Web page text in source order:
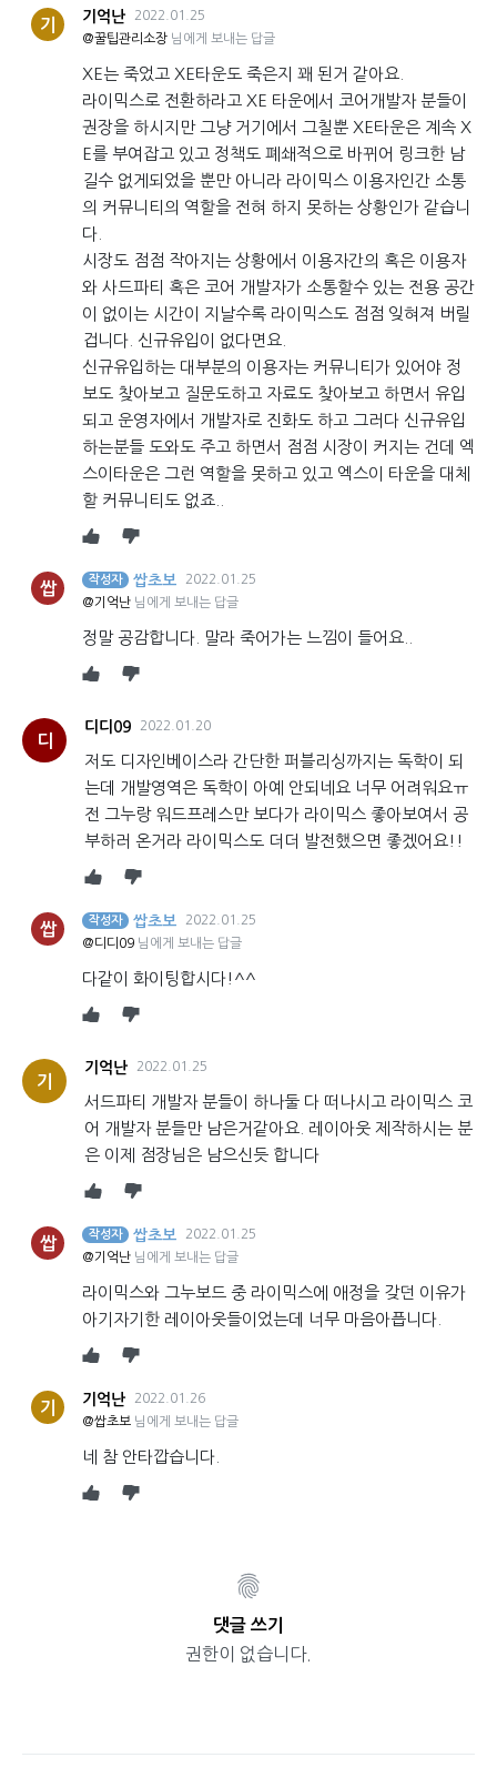
기 기억난
2022.01.25
@꿀팁관리소장 님에게 보내는 답글
XE는 죽었고 XE타운도 죽은지 꽤 된거 같아요.
라이믹스로 전환하라고 XE 타운에서 코어개발자 분들이
권장을 하시지만 그냥 거기에서 그칠뿐 XE타운은 계속 X
E를 부여잡고 있고 정책도 폐쇄적으로 바뀌어 링크한 남
길수 없게되었을 뿐만 아니라 라이믹스 이용자인간 소통
의 커뮤니티의 역할을 전혀 하지 못하는 상황인가 같습니
다.
시장도 점점 작아지는 상황에서 이용자간의 혹은 이용자
와 사드파티 혹은 코어 개발자가 소통할수 있는 전용 공간
이 없이는 시간이 지날수록 라이믹스도 점점 잊혀져 버릴
겁니다. 신규유입이 없다면요.
신규유입하는 대부분의 이용자는 커뮤니티가 있어야 정
보도 찾아보고 질문도하고 자료도 찾아보고 하면서 유입
되고 운영자에서 개발자로 진화도 하고 그러다 신규유입
하는분들 도와도 주고 하면서 점점 시장이 커지는 건데 엑
스이타운은 그런 역할을 못하고 있고 엑스이 타운을 대체
할 커뮤니티도 없죠..
쌉 작성자 쌉초보
2022.01.25
@기억난 님에게 보내는 답글
정말 공감합니다. 말라 죽어가는 느낌이 들어요..
디
디디09 2022.01.20
저도 디자인베이스라 간단한 퍼블리싱까지는 독학이 되
는데 개발영역은 독학이 아예 안되네요 너무 어려워요ㅠ
전 그누랑 워드프레스만 보다가 라이믹스 좋아보여서 공
부하러 온거라 라이믹스도 더더 발전했으면 좋겠어요!!
쌉 작성자 쌉초보
2022.01.25
@디디09 님에게 보내는 답글
다같이 화이팅합시다!^^
기
기억난 2022.01.25
서드파티 개발자 분들이 하나둘 다 떠나시고 라이믹스 코
어 개발자 분들만 남은거같아요. 레이아웃 제작하시는 분
은 이제 점장님은 남으신듯 합니다
쌉 작성자 쌉초보
2022.01.25
@기억난 님에게 보내는 답글
라이믹스와 그누보드 중 라이믹스에 애정을 갖던 이유가
아기자기한 레이아웃들이었는데 너무 마음아픕니다.
기 기억난
2022.01.26
@쌉초보 님에게 보내는 답글
네 참 안타깝습니다.
댓글 쓰기
권한이 없습니다.